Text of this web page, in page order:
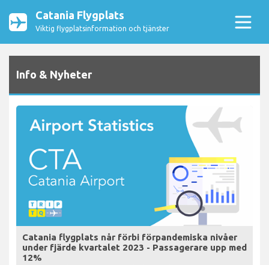
Catania Flygplats
Viktig flygplatsinformation och tjänster
Info & Nyheter
Catania flygplats når förbi förpandemiska nivåer
under fjärde kvartalet 2023 - Passagerare upp med
12%